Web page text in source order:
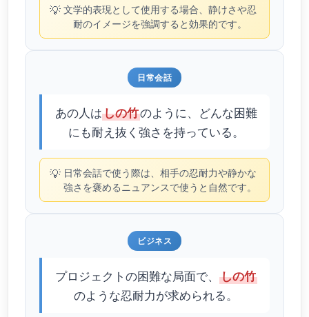
💡 文学的表現として使用する場合、静けさや忍
耐のイメージを強調すると効果的です。
日常会話
あの人はしの竹のように、どんな困難
にも耐え抜く強さを持っている。
💡 日常会話で使う際は、相手の忍耐力や静かな
強さを褒めるニュアンスで使うと自然です。
ビジネス
プロジェクトの困難な局面で、 しの竹
のような忍耐力が求められる。